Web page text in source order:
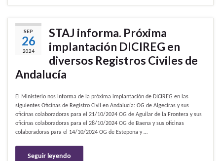
SEP
26
2024
STAJ informa. Próxima
implantación DICIREG en
diversos Registros Civiles de
Andalucía
El Ministerio nos informa de la próxima implantación de DICIREG en las
siguientes Oficinas de Registro Civil en Andalucía: OG de Algeciras y sus
oficinas colaboradoras para el 21/10/2024 OG de Aguilar de la Frontera y sus
oficinas colaboradoras para el 28/10/2024 OG de Baena y sus oficinas
colaboradoras para el 14/10/2024 OG de Estepona y …
Seguir leyendo